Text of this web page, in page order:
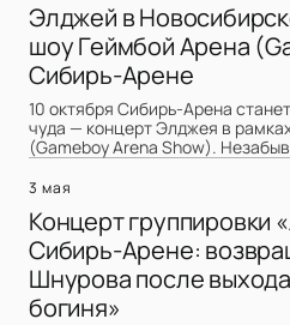
Элджей в
шоу Геймбой Арена
Сибирь-Арене
10 октября Сибирь-Арена
чуда — концерт Элджея в
(Gameboy Arena Show).
3 мая
Концерт группировки
Сибирь-Арене:
Шнурова после
богиня»